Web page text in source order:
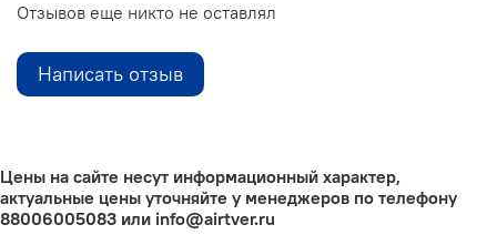
Отзывов еще никто не оставлял
Написать отзыв
Цены на сайте несут информационный характер,
актуальные цены уточняйте у менеджеров по телефону
88006005083 или info@airtver.ru